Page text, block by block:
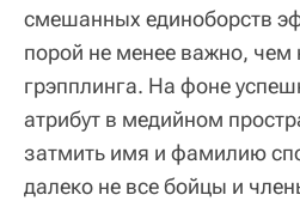
смешанных единоборств
порой не менее важно, чем
грэпплинга. На фоне
атрибут в медийном
затмить имя и фамилию
далеко не все бойцы и